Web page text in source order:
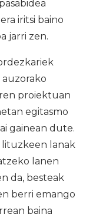
iritsi baino
jarri zen.
auzorako
proiektuan
egitasmo
gainean dute.
lanak
lanen
da, besteak
berri emango
baina